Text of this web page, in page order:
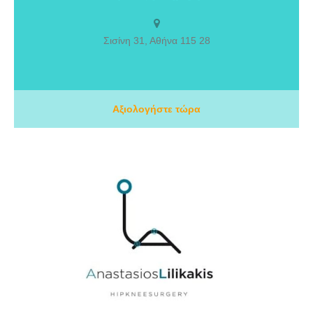
στην χειρουργική ορθοπεδική στην Πανεπιστημιακή κλινική του
ασχοληθεί με όλο το εύρος της τραυματιολογίας και ψυχρής
Σισίνη 31, Αθήνα 115 28
Αξιολογήστε τώρα